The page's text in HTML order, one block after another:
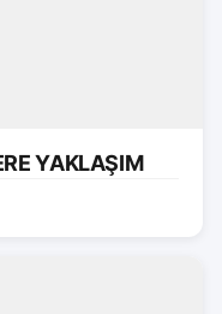
YAKLAŞIM